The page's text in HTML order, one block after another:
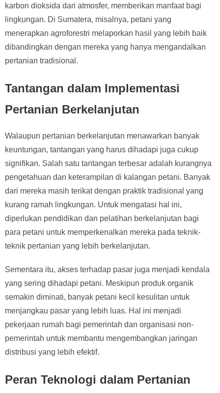
karbon dioksida dari atmosfer, memberikan manfaat bagi
lingkungan. Di Sumatera, misalnya, petani yang
menerapkan agroforestri melaporkan hasil yang lebih baik
dibandingkan dengan mereka yang hanya mengandalkan
pertanian tradisional.
Tantangan dalam Implementasi
Pertanian Berkelanjutan
Walaupun pertanian berkelanjutan menawarkan banyak
keuntungan, tantangan yang harus dihadapi juga cukup
signifikan. Salah satu tantangan terbesar adalah kurangnya
pengetahuan dan keterampilan di kalangan petani. Banyak
dari mereka masih terikat dengan praktik tradisional yang
kurang ramah lingkungan. Untuk mengatasi hal ini,
diperlukan pendidikan dan pelatihan berkelanjutan bagi
para petani untuk memperkenalkan mereka pada teknik-
teknik pertanian yang lebih berkelanjutan.
Sementara itu, akses terhadap pasar juga menjadi kendala
yang sering dihadapi petani. Meskipun produk organik
semakin diminati, banyak petani kecil kesulitan untuk
menjangkau pasar yang lebih luas. Hal ini menjadi
pekerjaan rumah bagi pemerintah dan organisasi non-
pemerintah untuk membantu mengembangkan jaringan
distribusi yang lebih efektif.
Peran Teknologi dalam Pertanian